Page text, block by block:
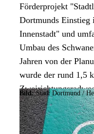
Förderprojekt
Dortmunds Einstieg
Innenstadt" und
Umbau des
Jahren von der
wurde der rund 1,5
am 31. August
Thomas Westphal
Bild:Stadt Dortmund /